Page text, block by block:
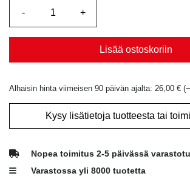
Lisää ostoskoriin
Alhaisin hinta viimeisen 90 päivän ajalta: 26,00 € (−
Kysy lisätietoja tuotteesta tai
Nopea toimitus 2-5 päivässä
Varastossa yli 8000 tuotetta